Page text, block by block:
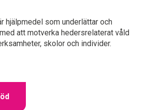
hjälpmedel som underlättar och
att motverka hedersrelaterat våld
skolor och individer.